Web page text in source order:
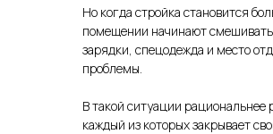
Но когда стройка становится
помещении начинают
зарядки, спецодежда и место
проблемы.
В такой ситуации рациональнее
каждый из которых закрывает